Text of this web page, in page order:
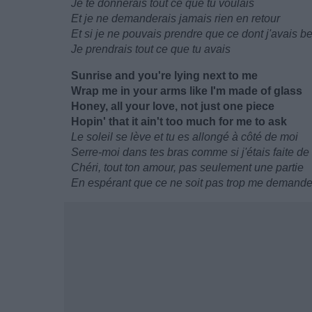
Je te donnerais tout ce que tu voulais
Et je ne demanderais jamais rien en retour
Et si je ne pouvais prendre que ce dont j'avais
Je prendrais tout ce que tu avais
Sunrise and you're lying next to me
Wrap me in your arms like I'm made of glass
Honey, all your love, not just one piece
Hopin' that it ain't too much for me to ask
Le soleil se lève et tu es allongé à côté de moi
Serre-moi dans tes bras comme si j'étais faite de
Chéri, tout ton amour, pas seulement une partie
En espérant que ce ne soit pas trop me